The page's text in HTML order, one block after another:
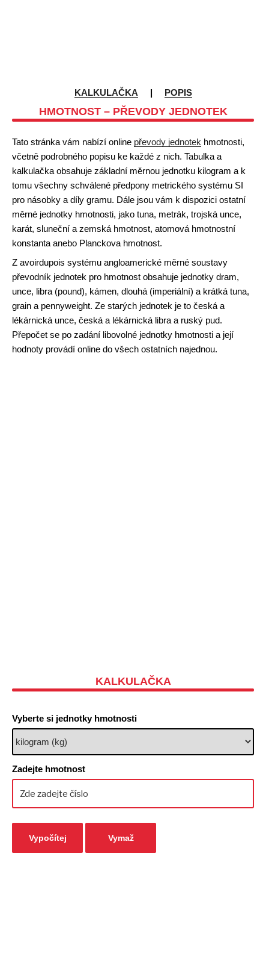
KALKULAČKA | POPIS
HMOTNOST – PŘEVODY JEDNOTEK
Tato stránka vám nabízí online převody jednotek hmotnosti,
včetně podrobného popisu ke každé z nich. Tabulka a
kalkulačka obsahuje základní měrnou jednotku kilogram a k
tomu všechny schválené předpony metrického systému SI
pro násobky a díly gramu. Dále jsou vám k dispozici ostatní
měrné jednotky hmotnosti, jako tuna, metrák, trojská unce,
karát, sluneční a zemská hmotnost, atomová hmotnostní
konstanta anebo Planckova hmotnost.
Z avoirdupois systému angloamerické měrné soustavy
převodník jednotek pro hmotnost obsahuje jednotky dram,
unce, libra (pound), kámen, dlouhá (imperiální) a krátká tuna,
grain a pennyweight. Ze starých jednotek je to česká a
lékárnická unce, česká a lékárnická libra a ruský pud.
Přepočet se po zadání libovolné jednotky hmotnosti a její
hodnoty provádí online do všech ostatních najednou.
KALKULAČKA
Vyberte si jednotky hmotnosti
Zadejte hmotnost